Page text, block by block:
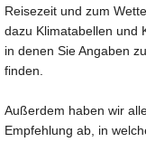
Reisezeit und zum
dazu Klimatabellen und
in denen Sie Angaben
finden.
Außerdem haben wir
Empfehlung ab, in